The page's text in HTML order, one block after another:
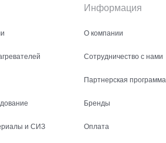
и СИЗ
Информация
О компании
Сотрудничество с нами
Партнерская программа
Бренды
Оплата